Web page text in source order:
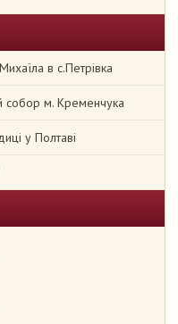
в с.Петрівка
собор м. Кременчука
у Полтаві